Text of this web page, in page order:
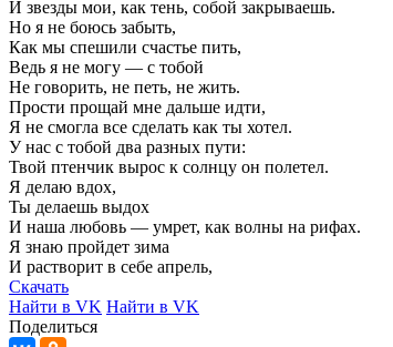
И звезды мои, как тень, собой закрываешь.
Но я не боюсь забыть,
Как мы спешили счастье пить,
Ведь я не могу — с тобой
Не говорить, не петь, не жить.
Прости прощай мне дальше идти,
Я не смогла все сделать как ты хотел.
У нас с тобой два разных пути:
Твой птенчик вырос к солнцу он полетел.
Я делаю вдох,
Ты делаешь выдох
И наша любовь — умрет, как волны на рифах.
Я знаю пройдет зима
И растворит в себе апрель,
Скачать
Найти в VK Найти в VK
Поделиться